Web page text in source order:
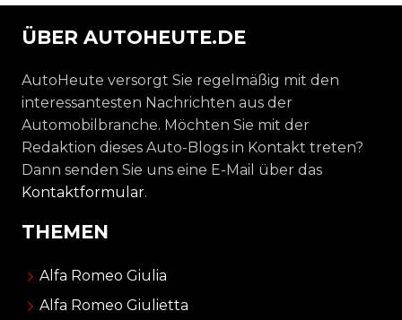
ÜBER AUTOHEUTE.DE
AutoHeute versorgt Sie regelmäßig mit den
interessantesten Nachrichten aus der
Automobilbranche. Möchten Sie mit der
Redaktion dieses Auto-Blogs in Kontakt treten?
Dann senden Sie uns eine E-Mail über das
Kontaktformular.
THEMEN
Alfa Romeo Giulia
Alfa Romeo Giulietta